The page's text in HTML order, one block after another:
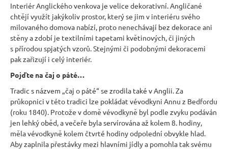
Interiér Anglického venkova je velice dekorativní. Angličané
chtějí využít jakýkoliv prostor, který se jim v interiéru svého
milovaného domova nabízí, proto nenechávají bez dekorace ani
stěny a zdobí je textilními tapetami květinových, či jiných
s přírodou spjatých vzorů. Stejnými či podobnými dekoracemi
pak zařizují i celý interiér.
Pojďte na čaj o páté…
Tradic s názvem „čaj o páté“ se zrodila také v Anglii. Za
průkopnici v této tradici lze pokládat vévodkyni Annu z Bedfordu
(roku 1840). Protože v domě vévodkyně byl podle zvyku podáván
jen lehký oběd, a večeře byla servírována až kolem 8. hodiny,
měla vévodkyně kolem čtvrté hodiny odpolední obvykle hlad.
Aby zaplnila přestávky mezi hlavními jídly a pomohla tak svému